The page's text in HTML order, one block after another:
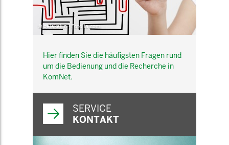
© belekekin - Fotolia.com
Hier finden Sie die häufigsten Fragen rund
um die Bedienung und die Recherche in
KomNet.
SERVICE
KONTAKT